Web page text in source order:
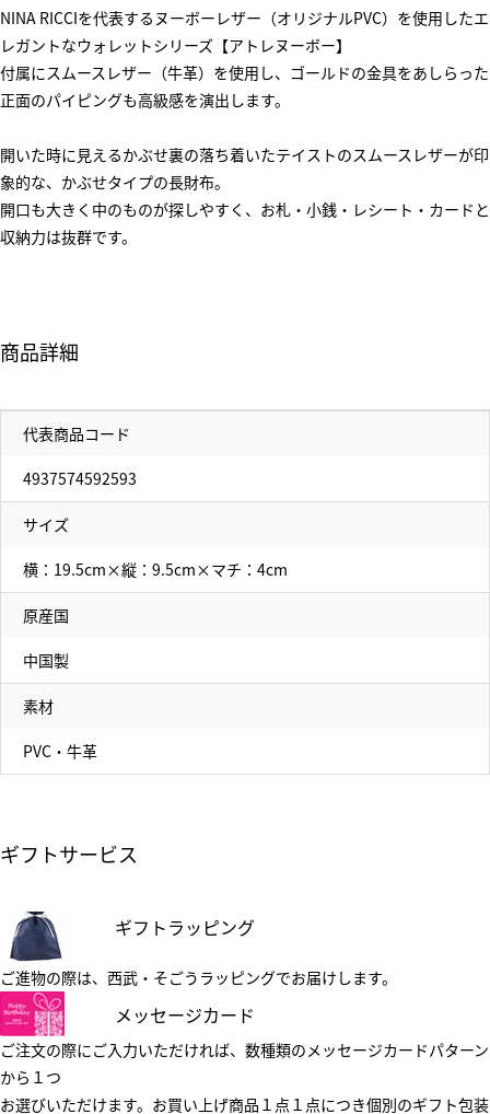
NINA RICCIを代表するヌーボーレザー（オリジナルPVC）を使用したエ
レガントなウォレットシリーズ【アトレヌーボー】
付属にスムースレザー（牛革）を使用し、ゴールドの金具をあしらった
正面のパイピングも高級感を演出します。
開いた時に見えるかぶせ裏の落ち着いたテイストのスムースレザーが印
象的な、かぶせタイプの長財布。
開口も大きく中のものが探しやすく、お札・小銭・レシート・カードと
収納力は抜群です。
商品詳細
代表商品コード
4937574592593
サイズ
横：19.5cm×縦：9.5cm×マチ：4cm
原産国
中国製
素材
PVC・牛革
ギフトサービス
ギフトラッピング
ご進物の際は、西武・そごうラッピングでお届けします。
メッセージカード
ご注文の際にご入力いただければ、数種類のメッセージカードパターン
から１つ
お選びいただけます。お買い上げ商品１点１点につき個別のギフト包装